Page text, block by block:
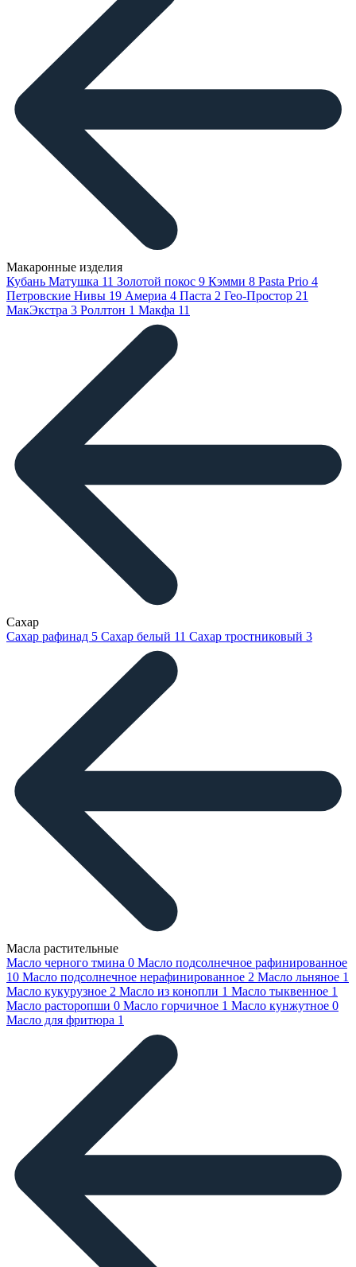
Макаронные изделия
Кубань Матушка 11 Золотой покос 9 Кэмми 8 Pasta Prio 4
Петровские Нивы 19 Америа 4 Паста 2 Гео-Простор 21
МакЭкстра 3 Роллтон 1 Макфа 11
Сахар
Сахар рафинад 5 Сахар белый 11 Сахар тростниковый 3
Масла растительные
Масло черного тмина 0 Масло подсолнечное рафинированное
10 Масло подсолнечное нерафинированное 2 Масло льняное 1
Масло кукурузное 2 Масло из конопли 1 Масло тыквенное 1
Масло расторопши 0 Масло горчичное 1 Масло кунжутное 0
Масло для фритюра 1